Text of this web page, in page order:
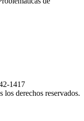
1417
derechos reservados.